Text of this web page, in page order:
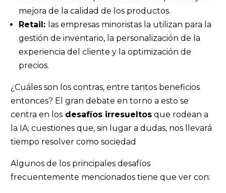
mejora de la calidad de los productos.
Retail: las empresas minoristas la utilizan para la
gestión de inventario, la personalización de la
experiencia del cliente y la optimización de
precios.
¿Cuáles son los contras, entre tantos beneficios
entonces? El gran debate en torno a esto se
centra en los desafíos irresueltos que rodean a
la IA; cuestiones que, sin lugar a dudas, nos llevará
tiempo resolver como sociedad
Algunos de los principales desafíos
frecuentemente mencionados tiene que ver con: